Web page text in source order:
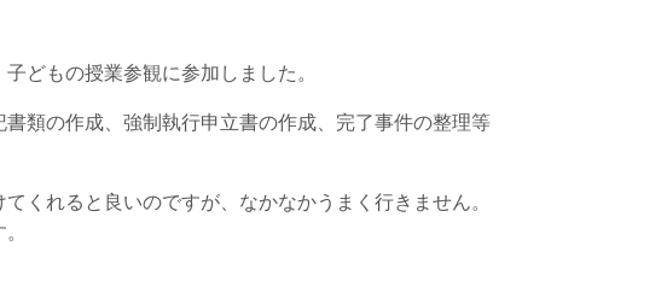
どもの授業参観に参加しました。
類の作成、強制執行申立書の作成、完了事件の整理等
くれると良いのですが、なかなかうまく行きません。